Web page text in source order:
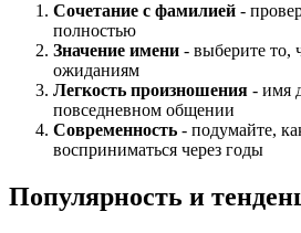
Сочетание с фамилией -
полностью
Значение имени - выберите то,
ожиданиям
Легкость произношения - имя
повседневном общении
Современность - подумайте,
восприниматься через годы
Популярность и